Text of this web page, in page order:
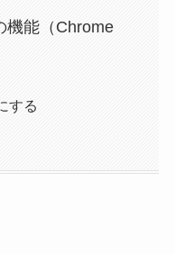
機能（Chrome
する